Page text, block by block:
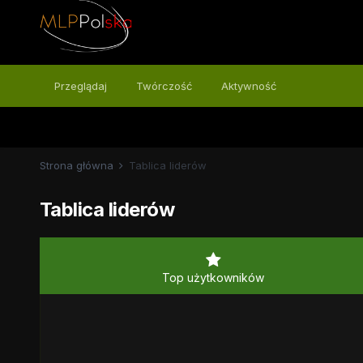
Przeglądaj Twórczość Aktywność
Strona główna Tablica liderów
Tablica liderów
Top użytkowników